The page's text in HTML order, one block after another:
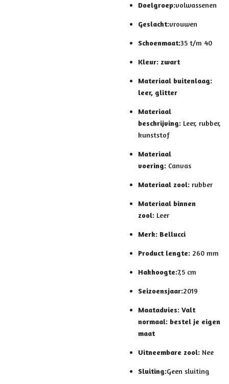
Doelgroep:volwassenen
Geslacht:vrouwen
Schoenmaat:35 t/m 40
Kleur: zwart
Materiaal buitenlaag:
leer, glitter
Materiaal
beschrijving: Leer, rubber,
kunststof
Materiaal
voering: Canvas
Materiaal zool: rubber
Materiaal binnen
zool: Leer
Merk: Bellucci
Product lengte: 260 mm
Hakhoogte:7,5 cm
Seizoensjaar:2019
Maatadvies: Valt
normaal: bestel je eigen
maat
Uitneembare zool: Nee
Sluiting:Geen sluiting